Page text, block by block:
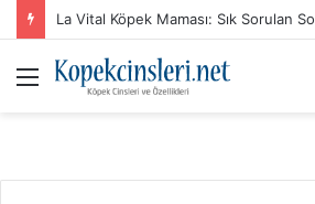
La Vital Köpek Maması: Sık Sorulan
Menü